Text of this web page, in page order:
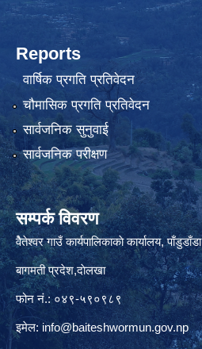
Reports
वार्षिक प्रगति प्रतिवेदन
चौमासिक प्रगति प्रतिवेदन
सार्वजनिक सुनुवाई
सार्वजनिक परीक्षण
सम्पर्क विवरण
वैेतेश्वर गाउँ कार्यपालिकाकाे कार्यालय, पाँडुडाँडा
बागमती‌ प्रदेश,दाेलखा
फोन नं.: ०४९-५९०९८९
इमेल: info@baiteshwormun.gov.np